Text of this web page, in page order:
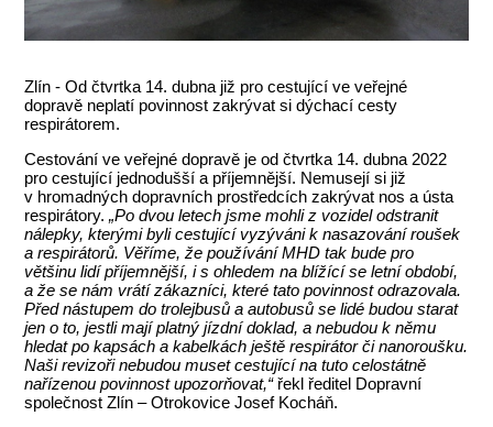
Zlín - Od čtvrtka 14. dubna již pro cestující ve veřejné
dopravě neplatí povinnost zakrývat si dýchací cesty
respirátorem.
Cestování ve veřejné dopravě je od čtvrtka 14. dubna 2022
pro cestující jednodušší a příjemnější. Nemusejí si již
v hromadných dopravních prostředcích zakrývat nos a ústa
respirátory.„Po dvou letech jsme mohli z vozidel odstranit
nálepky, kterými byli cestující vyzýváni k nasazování roušek
a respirátorů. Věříme, že používání MHD tak bude pro
většinu lidí příjemnější, i s ohledem na blížící se letní období,
a že se nám vrátí zákazníci, které tato povinnost odrazovala.
Před nástupem do trolejbusů a autobusů se lidé budou starat
jen o to, jestli mají platný jízdní doklad, a nebudou k němu
hledat po kapsách a kabelkách ještě respirátor či nanoroušku.
Naši revizoři nebudou muset cestující na tuto celostátně
nařízenou povinnost upozorňovat,“řekl ředitel Dopravní
společnost Zlín – Otrokovice Josef Kocháň.